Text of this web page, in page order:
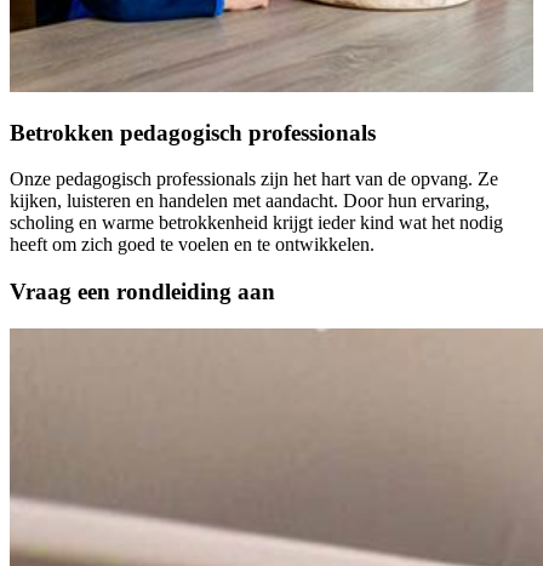
Betrokken pedagogisch professionals
Onze pedagogisch professionals zijn het hart van de opvang. Ze
kijken, luisteren en handelen met aandacht. Door hun ervaring,
scholing en warme betrokkenheid krijgt ieder kind wat het nodig
heeft om zich goed te voelen en te ontwikkelen.
Vraag een rondleiding aan